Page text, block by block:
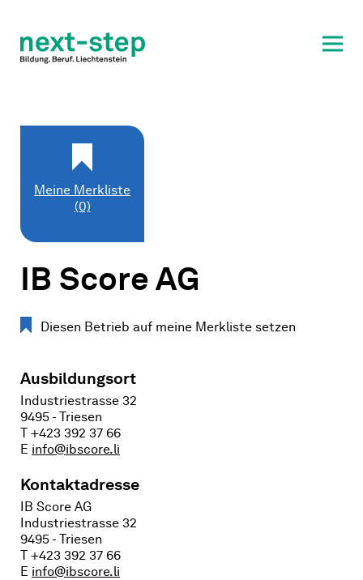
Beratung & Unterstützung
IB Score AG
Diesen Betrieb auf meine Merkliste setzen
Ausbildungsort
Industriestrasse 32
9495 - Triesen
T +423 392 37 66
E info@ibscore.li
Kontaktadresse
IB Score AG
Industriestrasse 32
9495 - Triesen
T +423 392 37 66
E info@ibscore.li
Meine Merkliste
(0)